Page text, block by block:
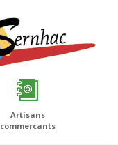
Artisans
commercants